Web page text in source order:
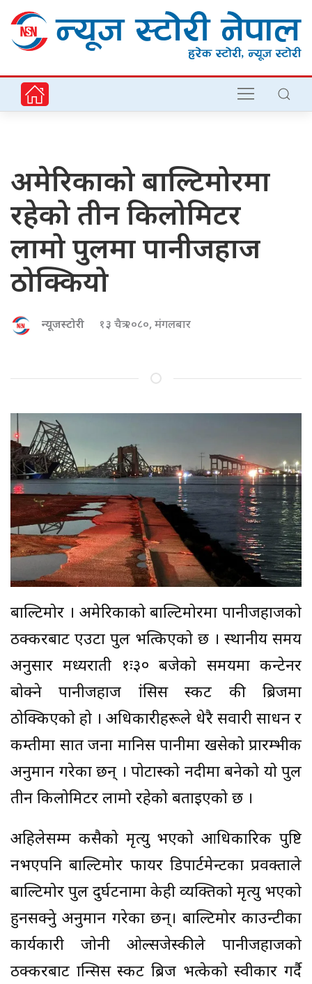
अमेरिकाको बाल्टिमोरमा
रहेको तीन किलोमिटर
लामो पुलमा पानीजहाज
ठोक्कियो
न्यूजस्टोरी १३ चैत्र २०८०, मंगलबार
बाल्टिमोर । अमेरिकाको बाल्टिमोरमा पानीजहाजको
ठक्करबाट एउटा पुल भत्किएको छ । स्थानीय समय
अनुसार मध्यराती १ः३० बजेको समयमा कन्टेनर
बोक्ने पानीजहाज फ्रांसिस स्कट की ब्रिजमा
ठोक्किएको हो । अधिकारीहरूले धेरै सवारी साधन र
कम्तीमा सात जना मानिस पानीमा खसेको प्रारम्भीक
अनुमान गरेका छन् । पोटास्को नदीमा बनेको यो पुल
तीन किलोमिटर लामो रहेको बताइएको छ ।
अहिलेसम्म कसैको मृत्यु भएको आधिकारिक पुष्टि
नभएपनि बाल्टिमोर फायर डिपार्टमेन्टका प्रवक्ताले
बाल्टिमोर पुल दुर्घटनामा केही व्यक्तिको मृत्यु भएको
हुनसक्नेु अनुमान गरेका छन्। बाल्टिमोर काउन्टीका
कार्यकारी जोनी ओल्सजेस्कीले पानीजहाजको
ठक्करबाट फ्रान्सिस स्कट ब्रिज भत्केको स्वीकार गर्दै